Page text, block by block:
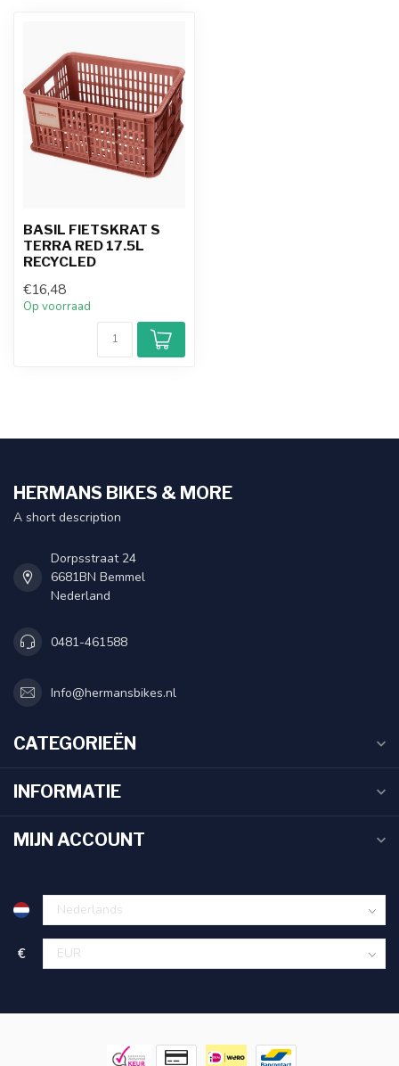
BASIL FIETSKRAT S
TERRA RED 17.5L
RECYCLED
€16,48
Op voorraad
HERMANS BIKES & MORE
A short description
Dorpsstraat 24
6681BN Bemmel
Nederland
0481-461588
Info@hermansbikes.nl
CATEGORIEËN
INFORMATIE
MIJN ACCOUNT
€